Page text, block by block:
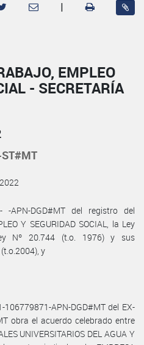
|
EMPLEO
- SECRETARÍA
-APN-DGD#MT del registro del
Y SEGURIDAD SOCIAL, la Ley
Nº 20.744 (t.o. 1976) y sus
y
APN-DGD#MT del EX-
obra el acuerdo celebrado entre
UNIVERSITARIOS DEL AGUA Y